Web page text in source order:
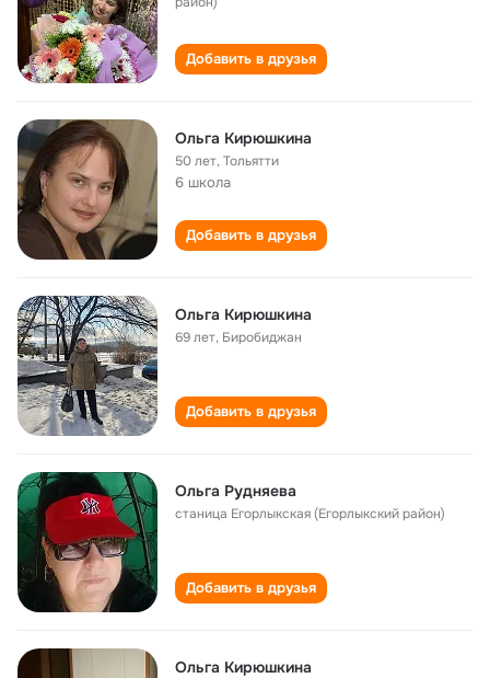
Добавить в друзья
Ольга Кирюшкина
50 лет,Тольятти
6 школа
Добавить в друзья
Ольга Кирюшкина
69 лет, Биробиджан
Добавить в друзья
Ольга Рудняева
станица Егорлыкская (Егорлыкский район)
Добавить в друзья
Ольга Кирюшкина